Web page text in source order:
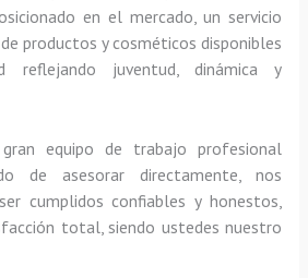
en el mercado, un servicio
productos y cosméticos disponibles
reflejando juventud, dinámica y
equipo de trabajo profesional
de asesorar directamente, nos
cumplidos confiables y honestos,
total, siendo ustedes nuestro